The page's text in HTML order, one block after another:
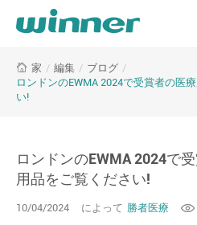
Winner
Medical’s
EWMA
家 / 編集 / ブログ /
ロンドンのEWMA 2024で受賞者の医
い!
ロンドンのEWMA 2024で
用品をご覧ください!
10/04/2024 によって 勝者医療